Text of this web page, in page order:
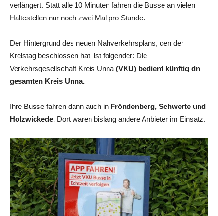
verlängert. Statt alle 10 Minuten fahren die Busse an vielen
Haltestellen nur noch zwei Mal pro Stunde.
Der Hintergrund des neuen Nahverkehrsplans, den der
Kreistag beschlossen hat, ist folgender: Die
Verkehrsgesellschaft Kreis Unna (VKU) bedient künftig dn
gesamten Kreis Unna.
Ihre Busse fahren dann auch in Fröndenberg, Schwerte und
Holzwickede. Dort waren bislang andere Anbieter im Einsatz.